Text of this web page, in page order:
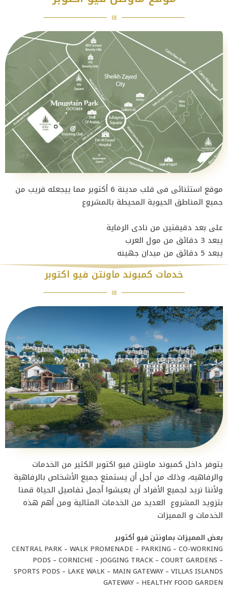
موقع استثنائى فى قلب مدينة 6 أكتوبر مما ييجعله قريب من
جميع المناطق الحيوية المحيطة بالمشروع
على بعد دقيقتين من نادى الرماية
يبعد 3 دقائق من مول العرب
يبعد 5 دقائق من ميدان جهينه
خدمات كمبوند ماونتن فيو اكتوبر
يتوفر داخل كمبوند ماونتن فيو اكتوبر الكثير من الخدمات
والرفاهيه، وذلك من أجل أن يستمتع جميع الأشخاص بالرفاهية
ولأننا نريد لجميع الأفراد أن يعيشوا أجمل تفاصيل الحياة قمنا
بتزويد المشروع العديد من الخدمات المثالية ومن أهم هذه
الخدمات و المميزات
بعض المميزات بماونتن فيو أكتوبر
CENTRAL PARK – WALK PROMENADE – PARKING – CO-WORKING
PODS – CORNICHE – JOGGING TRACK – COURT GARDENS –
SPORTS PODS – LAKE WALK – MAIN GATEWAY – VILLAS ISLANDS
GATEWAY – HEALTHY FOOD GARDEN